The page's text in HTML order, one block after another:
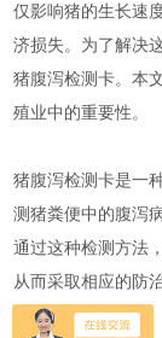
仅影响猪的生长速
济损失。为了解决
猪腹泻检测卡。本
殖业中的重要性。
猪腹泻检测卡是一
测猪粪便中的腹泻
通过这种检测方法
从而采取相应的防